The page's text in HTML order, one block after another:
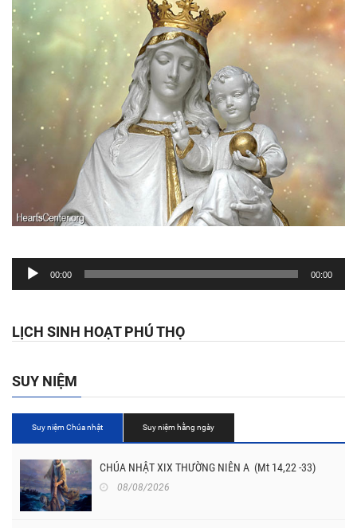
Trình
chơi
00:00 00:00
LỊCH SINH HOẠT PHÚ THỌ
SUY NIỆM
Suy niệm Chúa nhật Suy niệm hằng ngày
CHÚA NHẬT XIX THƯỜNG NIÊN A (Mt 14,22 -33)
08/08/2026